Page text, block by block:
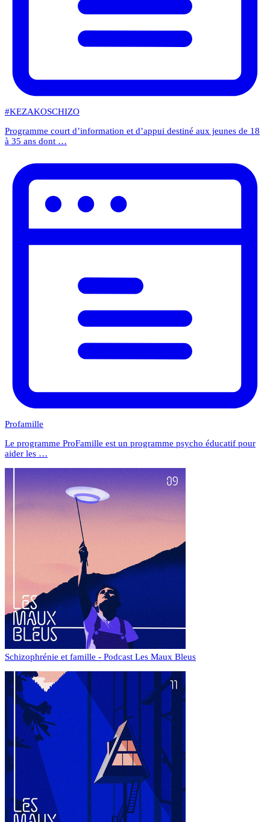
#KEZAKOSCHIZO
Programme court d’information et d’appui destiné aux jeunes de 18
à 35 ans dont …
Profamille
Le programme ProFamille est un programme psycho éducatif pour
aider les …
Schizophrénie et famille - Podcast Les Maux Bleus